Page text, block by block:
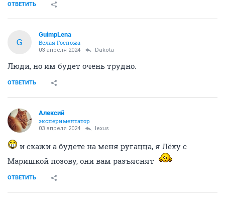
ОТВЕТИТЬ
G
GuimpLena
Белая Госпожа
03 апреля 2024 Dаkota
Люди, но им будет очень трудно.
ОТВЕТИТЬ
Алексий
экспериментатор
03 апреля 2024 lexus
и скажи а будете на меня ругацца, я Лёху с
Маришкой позову, они вам разъяснят
ОТВЕТИТЬ